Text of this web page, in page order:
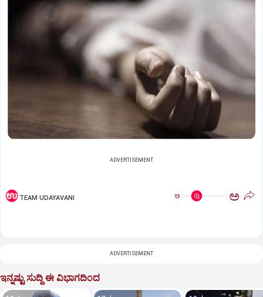
ADVERTISEMENT
TEAM UDAYAVANI ಅ ಅ
ADVERTISEMENT
ಇನ್ನಷ್ಟು ಸುದ್ದಿ ಈ ವಿಭಾಗದಿಂದ